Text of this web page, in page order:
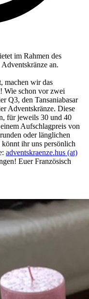
im Rahmen des
an.
machen wir das
Wie schon vor zwei
Q3, den Tansaniabasar
Adventskränze. Diese
für jeweils 30 und 40
Aufschlagpreis von
oder länglichen
ihr uns persönlich
adventskraenze.hus (at)
Euer Französisch